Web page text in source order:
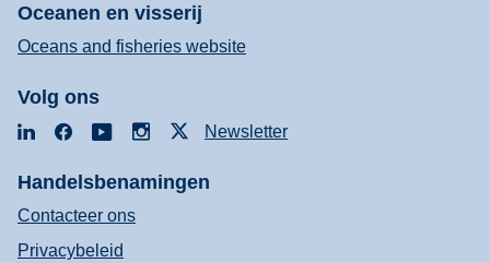
Oceanen en visserij
Oceans and fisheries website
Volg ons
LinkedInFacebookYouTubeInstagramNewsletter
Handelsbenamingen
Contacteer ons
Privacybeleid